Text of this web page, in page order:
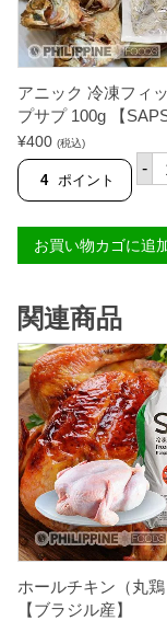
アニック 冷凍フィ
プサプ 100g 【
¥400 (税込)
4 ポイント
-
サ
プ
1
0
0
g
S
A
P
S
A
P
お買い物カゴに追
関連商品
ホールチキン（丸
【ブラジル産】